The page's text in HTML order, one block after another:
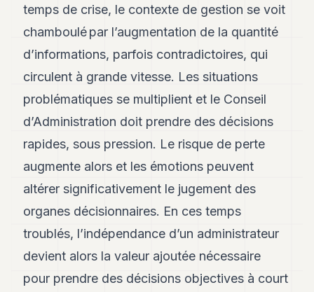
POLITIQUE
PRIVATE
SPORT
JURIDIQUE
ENTREPRISES
ASSOCIATIONS
CONTACT
S'ABONNER
temps de crise, le contexte de gestion se voit
chamboulé par l’augmentation de la quantité
d’informations, parfois contradictoires, qui
circulent à grande vitesse. Les situations
problématiques se multiplient et le Conseil
d’Administration doit prendre des décisions
rapides, sous pression. Le risque de perte
augmente alors et les émotions peuvent
altérer significativement le jugement des
organes décisionnaires. En ces temps
troublés, l’indépendance d’un administrateur
devient alors la valeur ajoutée nécessaire
pour prendre des décisions objectives à court